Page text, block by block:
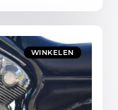
WINKELEN